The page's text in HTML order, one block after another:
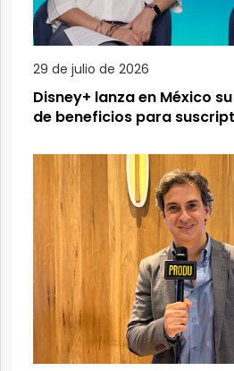
29 de julio de 2026
Disney+ lanza en México
de beneficios para